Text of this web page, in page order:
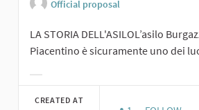
Official proposal
LA STORIA DELL'ASILOL’asilo
Piacentino è sicuramente uno dei
CREATED AT